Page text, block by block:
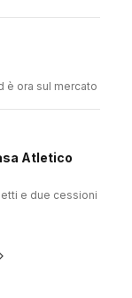
è ora sul mercato
Atletico
e due cessioni